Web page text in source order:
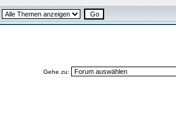
Gehe zu: